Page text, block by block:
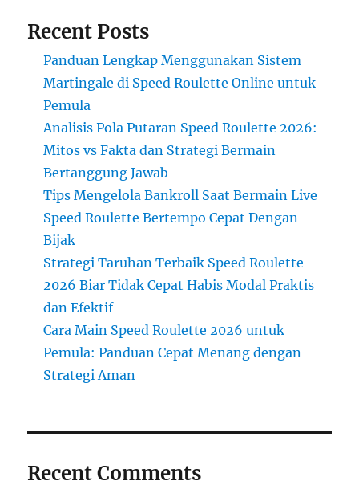
Recent Posts
Panduan Lengkap Menggunakan Sistem
Martingale di Speed Roulette Online untuk
Pemula
Analisis Pola Putaran Speed Roulette 2026:
Mitos vs Fakta dan Strategi Bermain
Bertanggung Jawab
Tips Mengelola Bankroll Saat Bermain Live
Speed Roulette Bertempo Cepat Dengan
Bijak
Strategi Taruhan Terbaik Speed Roulette
2026 Biar Tidak Cepat Habis Modal Praktis
dan Efektif
Cara Main Speed Roulette 2026 untuk
Pemula: Panduan Cepat Menang dengan
Strategi Aman
Recent Comments